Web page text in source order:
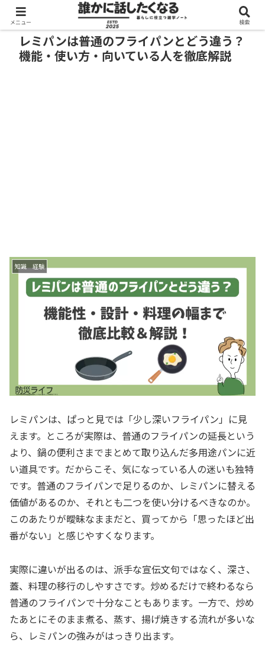
レミパンは普通のフライパンとどう違う？
機能・使い方・向いている人を徹底解説
知識 経験
レミパンは、ぱっと見では「少し深いフライパン」に見
えます。ところが実際は、普通のフライパンの延長という
より、鍋の便利さまでまとめて取り込んだ多用途パンに近
い道具です。だからこそ、気になっている人の迷いも独特
です。普通のフライパンで足りるのか、レミパンに替える
価値があるのか、それとも二つを使い分けるべきなのか。
このあたりが曖昧なままだと、買ってから「思ったほど出
番がない」と感じやすくなります。
実際に違いが出るのは、派手な宣伝文句ではなく、深さ、
蓋、料理の移行のしやすさです。炒めるだけで終わるなら
普通のフライパンで十分なこともあります。一方で、炒め
たあとにそのまま煮る、蒸す、揚げ焼きする流れが多いな
ら、レミパンの強みがはっきり出ます。
メニュー 検索